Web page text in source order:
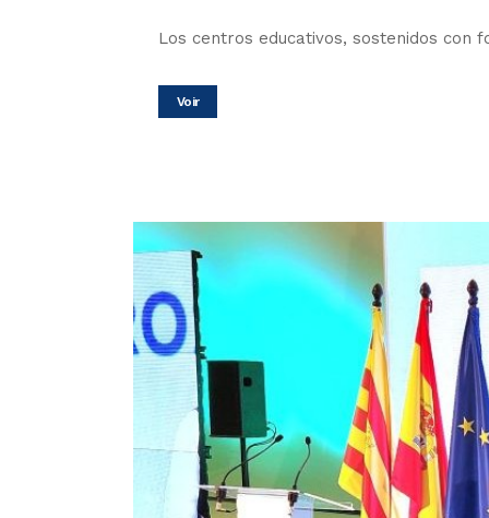
Los centros educativos, sostenidos con
Voir